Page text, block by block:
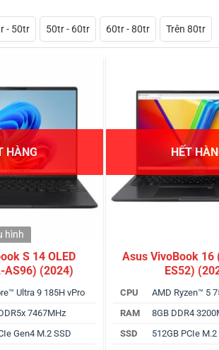
- 50tr 50tr - 60tr 60tr - 80tr Trên 80tr
HÀNG
S 14 OLED
AS96) (2024)
Ultra 9 185H vPro
7467MHz
Gen4 M.2 SSD
hình
HẾT
Asus VivoBook 16
ES52)
CPU
AMD Ryzen™ 5
RAM
8GB DDR4
SSD
512GB PCIe M.2